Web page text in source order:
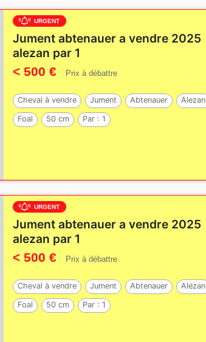
URGENT
Jument abtenauer a vendre 2025
alezan par 1
< 500 € Prix à débattre
Cheval à vendre Jument Abtenauer Alezan
Foal 50 cm Par :1
URGENT
Jument abtenauer a vendre 2025
alezan par 1
< 500 € Prix à débattre
Cheval à vendre Jument Abtenauer Alezan
Foal 50 cm Par :1